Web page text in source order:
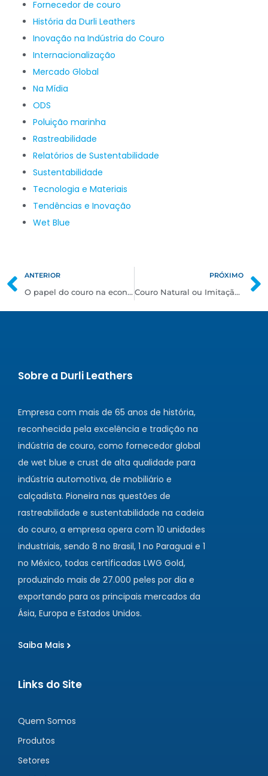
Fornecedor de couro
História da Durli Leathers
Inovação na Indústria do Couro
Internacionalização
Mercado Global
Na Mídia
ODS
Poluição marinha
Rastreabilidade
Relatórios de Sustentabilidade
Sustentabilidade
Tecnologia e Materiais
Tendências e Inovação
Wet Blue
ANTERIOR
O papel do couro na economia circular: razões da sustentabilidade do couro
PRÓXIMO
Couro Natural ou Imitação de Couro para Móveis: Durabilidade, Conforto e Meio Ambiente em Questão
Sobre a Durli Leathers
Empresa com mais de 65 anos de história,
reconhecida pela excelência e tradição na
indústria de couro, como fornecedor global
de wet blue e crust de alta qualidade para
indústria automotiva, de mobiliário e
calçadista. Pioneira nas questões de
rastreabilidade e sustentabilidade na cadeia
do couro, a empresa opera com 10 unidades
industriais, sendo 8 no Brasil, 1 no Paraguai e 1
no México, todas certificadas LWG Gold,
produzindo mais de 27.000 peles por dia e
exportando para os principais mercados da
Ásia, Europa e Estados Unidos.
Saiba Mais
Links do Site
Quem Somos
Produtos
Setores